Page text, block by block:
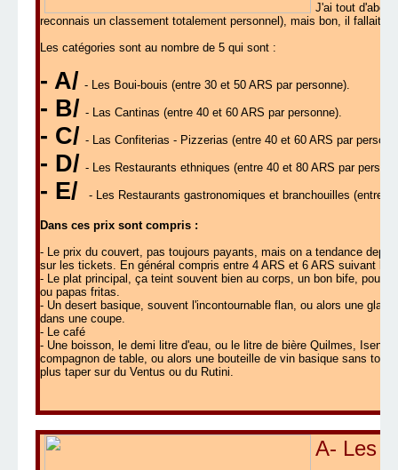
J'ai tout
reconnais un classement totalement personnel), mais bon, il fallait
Les catégories sont au nombre de 5 qui sont :
- A/ - Les Boui-bouis (entre 30 et 50 ARS par personne).
- B/ - Las Cantinas (entre 40 et 60 ARS par personne).
- C/ - Las Confiterias - Pizzerias (entre 40 et 60 ARS par
- D/ - Les Restaurants ethniques (entre 40 et 80 ARS par
- E/ - Les Restaurants gastronomiques et branchouilles (entre
Dans ces prix sont compris :
- Le prix du couvert, pas toujours payants, mais on a tendance
sur les tickets. En général compris entre 4 ARS et 6 ARS suivant le
- Le plat principal, ça teint souvent bien au corps, un bon bife,
ou papas fritas.
- Un desert basique, souvent l'incontournable flan, ou alors une
dans une coupe.
- Le café
- Une boisson, le demi litre d'eau, ou le litre de bière Quilmes,
compagnon de table, ou alors une bouteille de vin basique sans
plus taper sur du Ventus ou du Rutini.
A- Les